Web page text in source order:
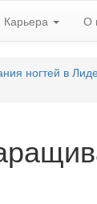
Карьера О
ногтей в